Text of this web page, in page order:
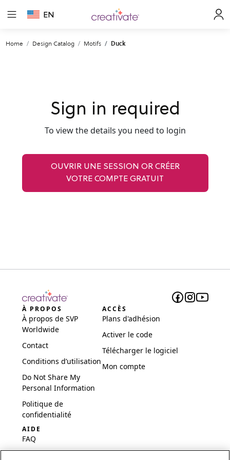
EN
Home Design Catalog Motifs Duck
Sign in required
To view the details you need to login
OUVRIR UNE SESSION OR CRÉER
VOTRE COMPTE GRATUIT
À PROPOS
À propos de SVP
Worldwide
Contact
Conditions d’utilisation
Do Not Share My
Personal Information
Politique de
confidentialité
ACCÈS
Plans d'adhésion
Activer le code
Télécharger le logiciel
Mon compte
AIDE
FAQ